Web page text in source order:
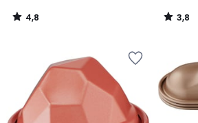
4,8
/
3,8
/